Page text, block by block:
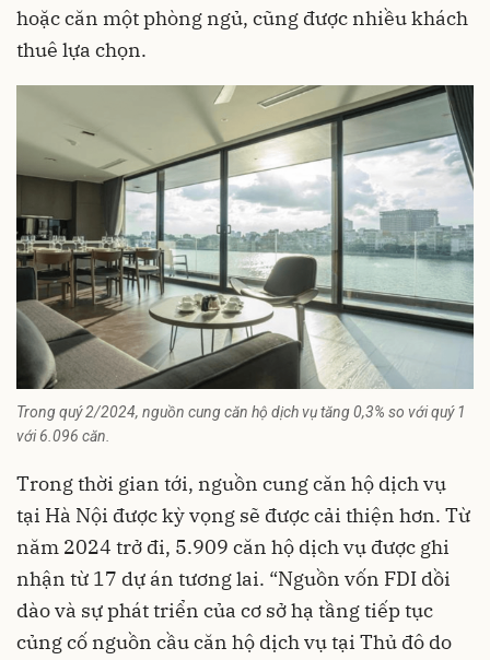
hoặc căn một phòng ngủ, cũng được nhiều khách
thuê lựa chọn.
Trong quý 2/2024, nguồn cung căn hộ dịch vụ tăng 0,3% so với quý 1
với 6.096 căn.
Trong thời gian tới, nguồn cung căn hộ dịch vụ
tại Hà Nội được kỳ vọng sẽ được cải thiện hơn. Từ
năm 2024 trở đi, 5.909 căn hộ dịch vụ được ghi
nhận từ 17 dự án tương lai. “Nguồn vốn FDI dồi
dào và sự phát triển của cơ sở hạ tầng tiếp tục
củng cố nguồn cầu căn hộ dịch vụ tại Thủ đô do